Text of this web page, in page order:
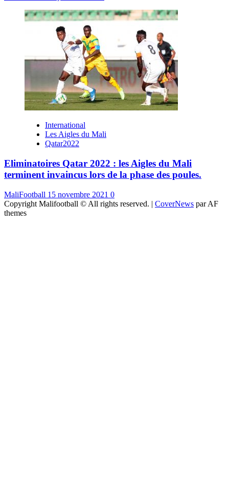
International
Les Aigles du Mali
Qatar2022
Eliminatoires Qatar 2022 : les Aigles du Mali
terminent invaincus lors de la phase des poules.
MaliFootball 15 novembre 2021 0
Copyright Malifootball © All rights reserved. | CoverNews par AF
themes